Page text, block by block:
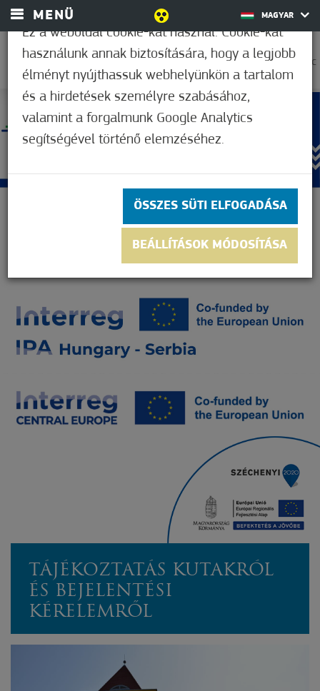
MENÜ MAGYAR
37,2°C
TÁJÉKOZTATÁS KUTAKRÓL
ÉS BEJELENTÉSI
KÉRELEMRŐL
Ez a weboldal cookie-kat használ. Cookie-kat
használunk annak biztosítására, hogy a legjobb
élményt nyújthassuk webhelyünkön a tartalom
és a hirdetések személyre szabásához,
valamint a forgalmunk Google Analytics
segítségével történő elemzéséhez.
ÖSSZES SÜTI ELFOGADÁSA
BEÁLLÍTÁSOK MÓDOSÍTÁSA